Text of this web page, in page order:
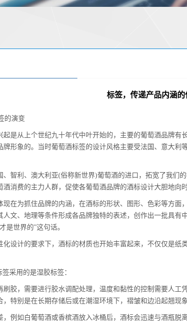
标签，传递产品内涵的
的演变
从上个世纪九十年代中叶开始的，主要的葡萄酒品牌有
牌形象的。当时葡萄酒标签的设计风格主要受法国、意大
利、澳大利亚(俗称新世界)葡萄酒的进口，拓宽了我们
酒消费的主力人群，促使各葡萄酒品牌的酒标设计大胆地向
为抓住品牌的内涵，在酒标的形状、图形、色彩等方面
人文、地理等条件形成各品牌独特的表述，创作出一批具有
是世界的”这句话。
计的要求下，酒标的材质也开始丰富起来，不仅仅是纸
采用的是湿胶标签：
，需要进行胶水调配处理，温度和黏性的控制需要人工
，特别是在长期存储后或在潮湿环境下，褶皱和边沿起翘现
例如白葡萄酒或香槟酒放入冰桶后，酒标会迅速与酒瓶脱